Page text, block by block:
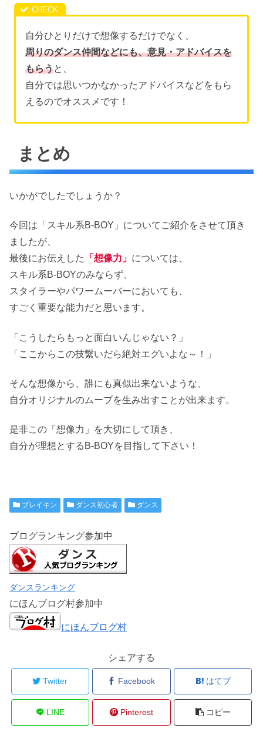
自分ひとりだけで想像するだけでなく、
周りのダンス仲間などにも、意見・アドバイスを
もらうと、
自分では思いつかなかったアドバイスなどをもら
えるのでオススメです！
まとめ
いかがでしたでしょうか？
今回は「スキル系B-BOY」についてご紹介をさせて頂き
ましたが、
最後にお伝えした
「想像力」 については、
スキル系B-BOYのみならず、
スタイラーやパワームーバーにおいても、
すごく重要な能力だと思います。
「こうしたらもっと面白いんじゃない？」
「ここからこの技繋いだら絶対エグいよな～！」
そんな想像から、誰にも真似出来ないような、
自分オリジナルのムーブを生み出すことが出来ます。
是非この「想像力」を大切にして頂き、
自分が理想とするB-BOYを目指して下さい！
ブレイキン ダンス初心者 ダンス
ブログランキング参加中
ダンスランキング
にほんブログ村参加中
にほんブログ村
シェアする
Twitter Facebook はてブ
LINE Pinterest コピー